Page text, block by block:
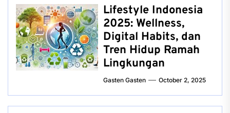
Lifestyle Indonesia
2025: Wellness,
Digital Habits, dan
Tren Hidup Ramah
Lingkungan
Gasten Gasten October 2, 2025